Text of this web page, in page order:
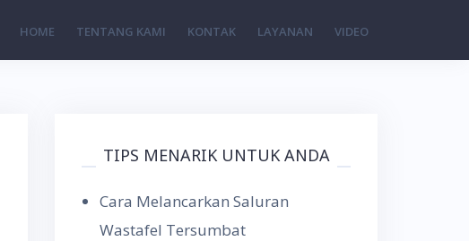
HOME TENTANG KAMI KONTAK LAYANAN VIDEO
TIPS MENARIK UNTUK ANDA
Cara Melancarkan Saluran
Wastafel Tersumbat